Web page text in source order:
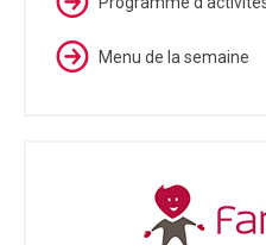
Menu de la semaine